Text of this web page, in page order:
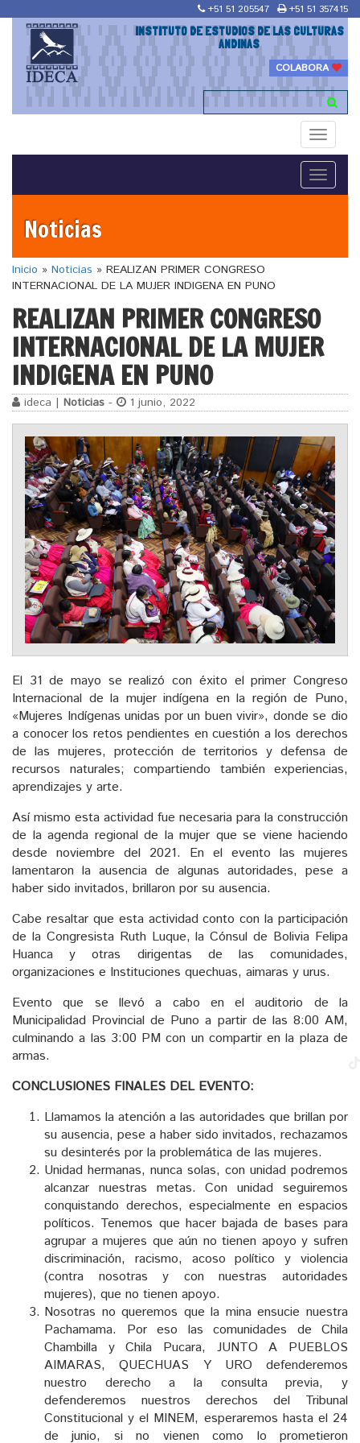
+51 51 205547 +51 51 357415
INSTITUTO DE ESTUDIOS DE LAS CULTURAS
ANDINAS
COLABORA
Toggle
Toggle
Noticias
Inicio » Noticias » REALIZAN PRIMER CONGRESO
INTERNACIONAL DE LA MUJER INDIGENA EN PUNO
REALIZAN PRIMER CONGRESO
INTERNACIONAL DE LA MUJER
INDIGENA EN PUNO
ideca | Noticias - 1 junio, 2022
El 31 de mayo se realizó con éxito el primer Congreso
Internacional de la mujer indígena en la región de Puno,
«Mujeres Indígenas unidas por un buen vivir», donde se dio
a conocer los retos pendientes en cuestión a los derechos
de las mujeres, protección de territorios y defensa de
recursos naturales; compartiendo también experiencias,
aprendizajes y arte.
Así mismo esta actividad fue necesaria para la construcción
de la agenda regional de la mujer que se viene haciendo
desde noviembre del 2021. En el evento las mujeres
lamentaron la ausencia de algunas autoridades, pese a
haber sido invitados, brillaron por su ausencia.
Cabe resaltar que esta actividad conto con la participación
de la Congresista Ruth Luque, la Cónsul de Bolivia Felipa
Huanca y otras dirigentas de las comunidades,
organizaciones e Instituciones quechuas, aimaras y urus.
Evento que se llevó a cabo en el auditorio de la
Municipalidad Provincial de Puno a partir de las 8:00 AM,
culminando a las 3:00 PM con un compartir en la plaza de
armas.
CONCLUSIONES FINALES DEL EVENTO:
Llamamos la atención a las autoridades que brillan por
su ausencia, pese a haber sido invitados, rechazamos
su desinterés por la problemática de las mujeres.
Unidad hermanas, nunca solas, con unidad podremos
alcanzar nuestras metas. Con unidad seguiremos
conquistando derechos, especialmente en espacios
políticos. Tenemos que hacer bajada de bases para
agrupar a mujeres que aún no tienen apoyo y sufren
discriminación, racismo, acoso político y violencia
(contra nosotras y con nuestras autoridades
mujeres), que no tienen apoyo.
Nosotras no queremos que la mina ensucie nuestra
Pachamama. Por eso las comunidades de Chila
Chambilla y Chila Pucara, JUNTO A PUEBLOS
AIMARAS, QUECHUAS Y URO defenderemos
nuestro derecho a la consulta previa, y
defenderemos nuestros derechos del Tribunal
Constitucional y el MINEM, esperaremos hasta el 24
de junio, si no vienen como lo prometieron